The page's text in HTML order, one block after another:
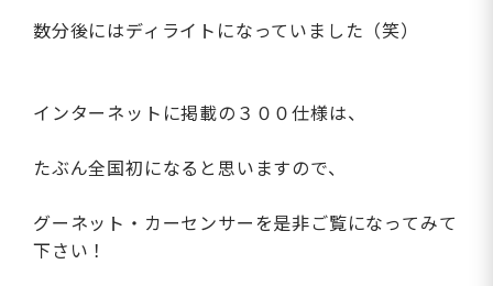
数分後にはディライトになっていました（笑）
インターネットに掲載の３００仕様は、
たぶん全国初になると思いますので、
グーネット・カーセンサーを是非ご覧になってみて
下さい！